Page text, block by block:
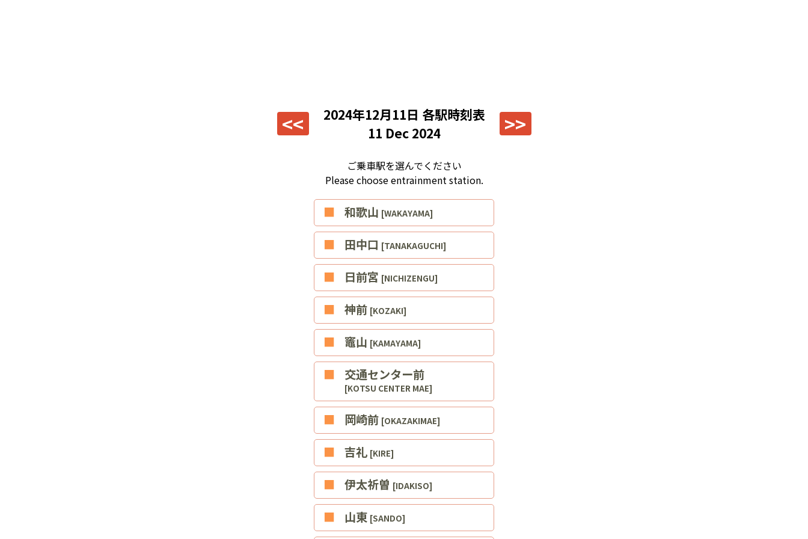
<< 2024年12月11日 各駅時刻表
11 Dec 2024
>>
ご乗車駅を選んでください
Please choose entrainment station.
■和歌山 [WAKAYAMA]
■田中口 [TANAKAGUCHI]
■日前宮 [NICHIZENGU]
■神前 [KOZAKI]
■竈山 [KAMAYAMA]
■交通センター前
[KOTSU CENTER MAE]
■岡崎前 [OKAZAKIMAE]
■吉礼 [KIRE]
■伊太祈曽 [IDAKISO]
■山東 [SANDO]